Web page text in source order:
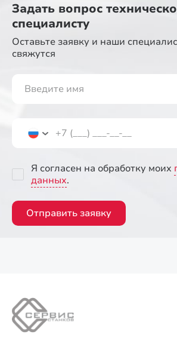
Задать вопрос
специалисту
Оставьте заявку и наши
свяжутся
Я согласен на обработку моих
данных.
Отправить заявку